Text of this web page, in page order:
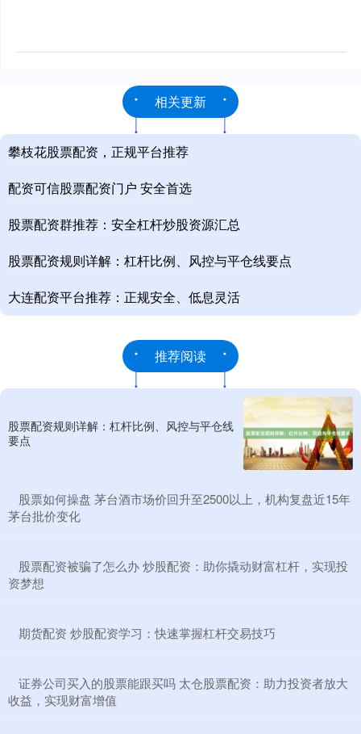
相关更新
攀枝花股票配资，正规平台推荐
配资可信股票配资门户 安全首选
股票配资群推荐：安全杠杆炒股资源汇总
股票配资规则详解：杠杆比例、风控与平仓线要点
大连配资平台推荐：正规安全、低息灵活
推荐阅读
股票配资规则详解：杠杆比例、风控与平仓线
要点
​股票如何操盘 茅台酒市场价回升至2500以上，机构复盘近15年
茅台批价变化
​股票配资被骗了怎么办 炒股配资：助你撬动财富杠杆，实现投
资梦想
​期货配资 炒股配资学习：快速掌握杠杆交易技巧
​证券公司买入的股票能跟买吗 太仓股票配资：助力投资者放大
收益，实现财富增值